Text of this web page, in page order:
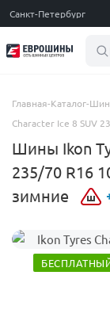
Санкт-Петербург
Главная-Каталог-
Character Ice 8 SUV
Шины Ikon
235/70 R16
зимние